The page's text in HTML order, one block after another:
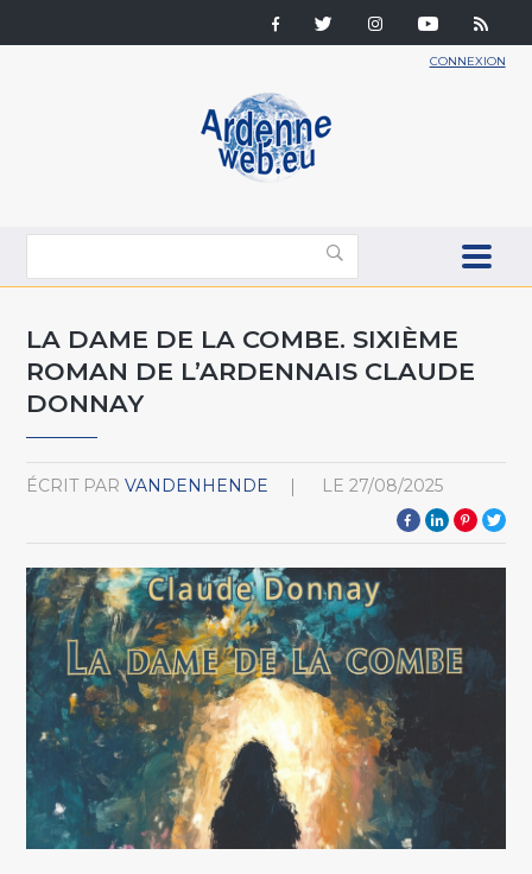
CONNEXION
LA DAME DE LA COMBE. SIXIÈME
ROMAN DE L’ARDENNAIS CLAUDE
DONNAY
ÉCRIT PAR VANDENHENDE LE 27/08/2025